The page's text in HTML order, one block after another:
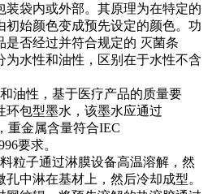
装袋内或外部。其原理为在特定的
初始颜色变成预先设定的颜色。功
是否经过并符合规定的 灭菌条
为水性和油性，区别在于水性不含
油性，基于医疗产品的质量要
环包型墨水，该墨水应通过
重金属含量符合IEC
要求。
粒子通过淋膜设备高温溶解，然
中淋在基材上，然后冷却成型。